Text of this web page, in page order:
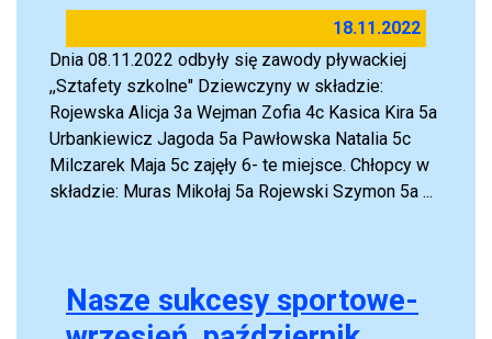
18.11.2022
Dnia 08.11.2022 odbyły się zawody pływackiej
,,Sztafety szkolne" Dziewczyny w składzie:
Rojewska Alicja 3a Wejman Zofia 4c Kasica Kira 5a
Urbankiewicz Jagoda 5a Pawłowska Natalia 5c
Milczarek Maja 5c zajęły 6- te miejsce. Chłopcy w
składzie: Muras Mikołaj 5a Rojewski Szymon 5a ...
Nasze sukcesy sportowe-